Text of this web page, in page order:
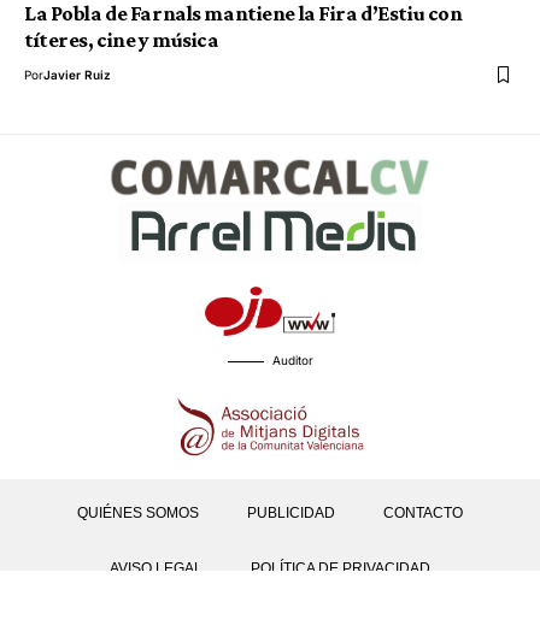
La Pobla de Farnals mantiene la Fira d’Estiu con
títeres, cine y música
PorJavier Ruiz
Auditor
QUIÉNES SOMOS PUBLICIDAD CONTACTO
AVISO LEGAL POLÍTICA DE PRIVACIDAD